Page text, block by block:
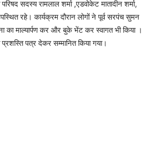
सदस्य रामलाल शर्मा ,एडवोकेट मातादीन शर्मा,
रहे। कार्यक्रम दौरान लोगों ने पूर्व सरपंच सुमन
का माल्यार्पण कर और बुके भेंट कर स्वागत भी किया ।
प्रशस्ति पत्र देकर सम्मानित किया गया।